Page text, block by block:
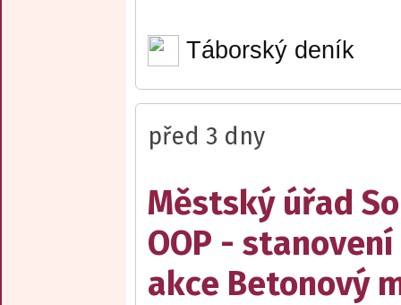
Táborský deník
před 3 dny
Městský úřad
OOP -
akce Betonový